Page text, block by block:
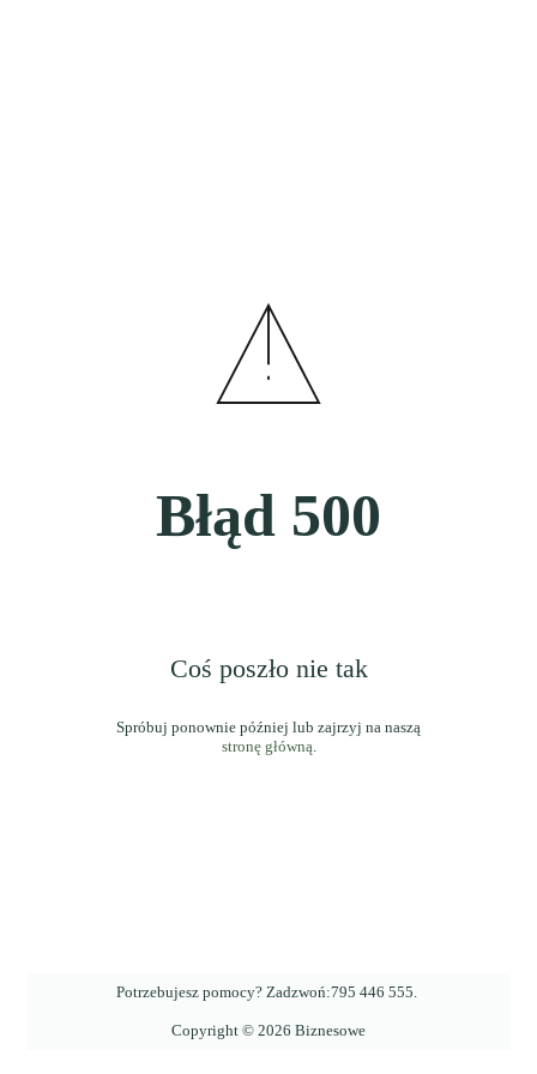
Błąd 500
Coś poszło nie tak
stronę główną.
Potrzebujesz pomocy? Zadzwoń:795 446 555.
Copyright © 2026 Biznesowe